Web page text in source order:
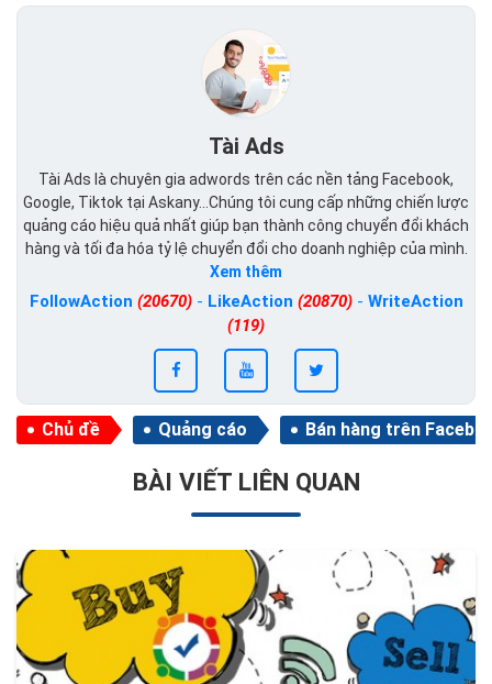
Tài Ads
Tài Ads là chuyên gia adwords trên các nền tảng Facebook,
Google, Tiktok tại Askany...Chúng tôi cung cấp những chiến lược
quảng cáo hiệu quả nhất giúp bạn thành công chuyển đổi khách
hàng và tối đa hóa tỷ lệ chuyển đổi cho doanh nghiệp của mình.
Xem thêm
FollowAction (20670)- LikeAction (20870)- WriteAction
(119)
Chủ đề Quảng cáo Bán hàng trên
BÀI VIẾT LIÊN QUAN